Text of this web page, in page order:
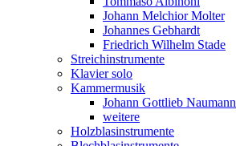
Johann Melchior Molter
Johannes Gebhardt
Friedrich Wilhelm Stade
Streichinstrumente
Klavier solo
Kammermusik
Johann Gottlieb Naumann
weitere
Holzblasinstrumente